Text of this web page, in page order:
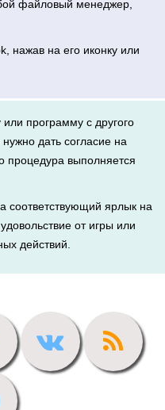
файловый менеджер,
нажав на его иконку или
или программу с другого
дать согласие на
процедура выполняется
соответствующий ярлык на
от игры или
действий.